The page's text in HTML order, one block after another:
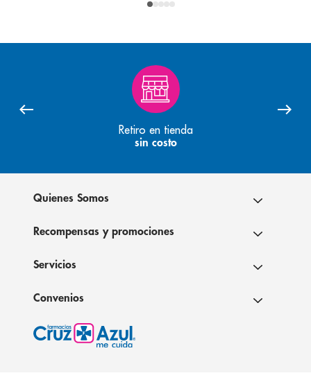
Retiro en tienda
sin costo
Quienes Somos
Recompensas y promociones
Servicios
Convenios